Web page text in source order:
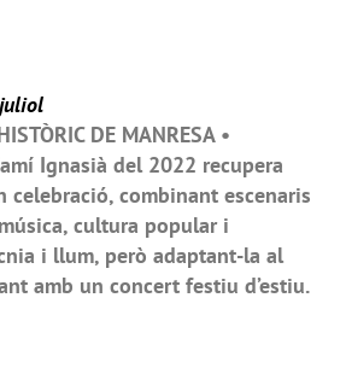
DE MANRESA •
Ignasià del 2022 recupera
celebració, combinant escenaris
cultura popular i
i llum, però adaptant-la al
amb un concert festiu d’estiu.